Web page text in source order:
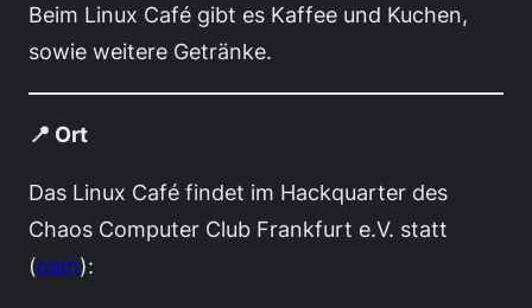
Beim Linux Café gibt es Kaffee und Kuchen,
sowie weitere Getränke.
📍 Ort
Das Linux Café findet im Hackquarter des
Chaos Computer Club Frankfurt e.V. statt
(osm):